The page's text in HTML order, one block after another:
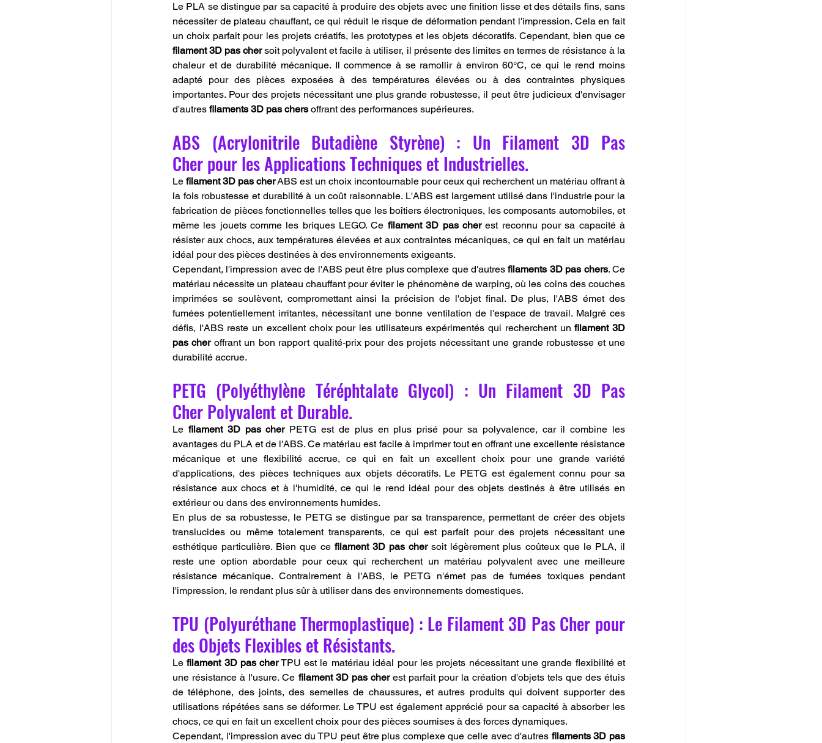
Le PLA se distingue par sa capacité à produire des objets avec une finition lisse et des détails fins, sans
nécessiter de plateau chauffant, ce qui réduit le risque de déformation pendant l'impression. Cela en fait
filament 3D pas cher soit polyvalent et facile à utiliser, il présente des limites en termes de résistance à la
chaleur et de durabilité mécanique. Il commence à se ramollir à environ 60°C, ce qui le rend moins
adapté pour des pièces exposées à des températures élevées ou à des contraintes physiques
importantes. Pour des projets nécessitant une plus grande robustesse, il peut être judicieux d'envisager
d'autres filaments 3D pas chers offrant des performances supérieures.
ABS (Acrylonitrile Butadiène Styrène) : Un Filament 3D Pas
Cher pour les Applications Techniques et Industrielles.
Le filament 3D pas cher ABS est un choix incontournable pour ceux qui recherchent un matériau offrant à
la fois robustesse et durabilité à un coût raisonnable. L'ABS est largement utilisé dans l'industrie pour la
fabrication de pièces fonctionnelles telles que les boîtiers électroniques, les composants automobiles, et
même les jouets comme les briques LEGO. Ce filament 3D pas cher est reconnu pour sa capacité à
résister aux chocs, aux températures élevées et aux contraintes mécaniques, ce qui en fait un matériau
idéal pour des pièces destinées à des environnements exigeants.
Cependant, l'impression avec de l'ABS peut être plus complexe que d'autres filaments 3D pas chers. Ce
matériau nécessite un plateau chauffant pour éviter le phénomène de warping, où les coins des couches
imprimées se soulèvent, compromettant ainsi la précision de l'objet final. De plus, l'ABS émet des
fumées potentiellement irritantes, nécessitant une bonne ventilation de l'espace de travail. Malgré ces
défis, l'ABS reste un excellent choix pour les utilisateurs expérimentés qui recherchent un filament 3D
pas cher offrant un bon rapport qualité-prix pour des projets nécessitant une grande robustesse et une
durabilité accrue.
PETG (Polyéthylène Téréphtalate Glycol) : Un Filament 3D Pas
Cher Polyvalent et Durable.
Le filament 3D pas cher PETG est de plus en plus prisé pour sa polyvalence, car il combine les
avantages du PLA et de l'ABS. Ce matériau est facile à imprimer tout en offrant une excellente résistance
mécanique et une flexibilité accrue, ce qui en fait un excellent choix pour une grande variété
d'applications, des pièces techniques aux objets décoratifs. Le PETG est également connu pour sa
résistance aux chocs et à l'humidité, ce qui le rend idéal pour des objets destinés à être utilisés en
extérieur ou dans des environnements humides.
En plus de sa robustesse, le PETG se distingue par sa transparence, permettant de créer des objets
translucides ou même totalement transparents, ce qui est parfait pour des projets nécessitant une
esthétique particulière. Bien que ce filament 3D pas cher soit légèrement plus coûteux que le PLA, il
reste une option abordable pour ceux qui recherchent un matériau polyvalent avec une meilleure
résistance mécanique. Contrairement à l'ABS, le PETG n'émet pas de fumées toxiques pendant
l'impression, le rendant plus sûr à utiliser dans des environnements domestiques.
TPU (Polyuréthane Thermoplastique) : Le Filament 3D Pas Cher pour
des Objets Flexibles et Résistants.
Le filament 3D pas cher TPU est le matériau idéal pour les projets nécessitant une grande flexibilité et
une résistance à l'usure. Ce filament 3D pas cher est parfait pour la création d'objets tels que des étuis
de téléphone, des joints, des semelles de chaussures, et autres produits qui doivent supporter des
utilisations répétées sans se déformer. Le TPU est également apprécié pour sa capacité à absorber les
chocs, ce qui en fait un excellent choix pour des pièces soumises à des forces dynamiques.
Cependant, l'impression avec du TPU peut être plus complexe que celle avec d'autres filaments 3D pas